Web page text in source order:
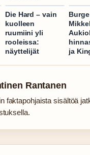
Die Hard – vain
kuolleen
ruumiini yli
rooleissa:
näyttelijät
ja
Rantanen
faktapohjaista sisältöä